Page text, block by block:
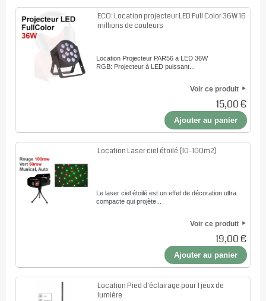
ECO: Location projecteur LED Full Color 36W 16
millions de couleurs
Location Projecteur PAR56 a LED 36W
RGB: Projecteur à LED puissant...
Voir ce produit
15,00 €
Ajouter au panier
Location Laser ciel étoilé (10-100m2)
Le laser ciel étoilé est un effet de décoration ultra
compacte qui projète...
Voir ce produit
19,00 €
Ajouter au panier
Location Pied d'éclairage pour 1 jeux de
lumière